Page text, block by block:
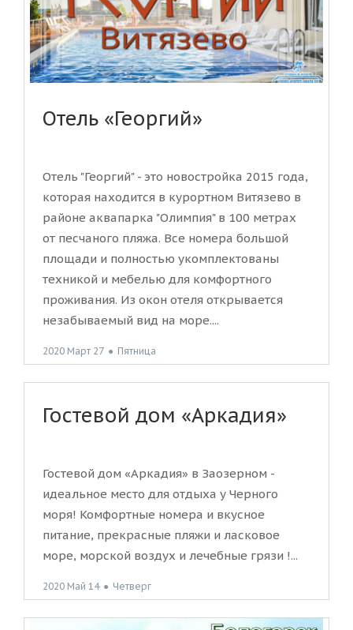
Отель «Георгий»
Отель "Георгий" - это новостройка 2015 года,
которая находится в курортном Витязево в
районе аквапарка "Олимпия" в 100 метрах
от песчаного пляжа. Все номера большой
площади и полностью укомплектованы
техникой и мебелью для комфортного
проживания. Из окон отеля открывается
незабываемый вид на море....
2020 Март 27 ● Пятница
Гостевой дом «Аркадия»
Гостевой дом «Аркадия» в Заозерном -
идеальное место для отдыха у Черного
моря! Комфортные номера и вкусное
питание, прекрасные пляжи и ласковое
море, морской воздух и лечебные грязи !...
2020 Май 14 ● Четверг